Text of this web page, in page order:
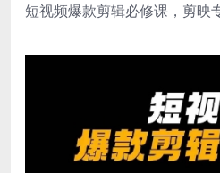
短视频爆款剪辑必修课，剪映